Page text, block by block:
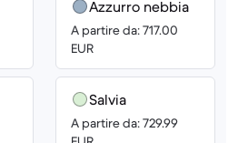
Azzurro nebbia
A partire da: 717.00
EUR
Salvia
A partire da: 729.99